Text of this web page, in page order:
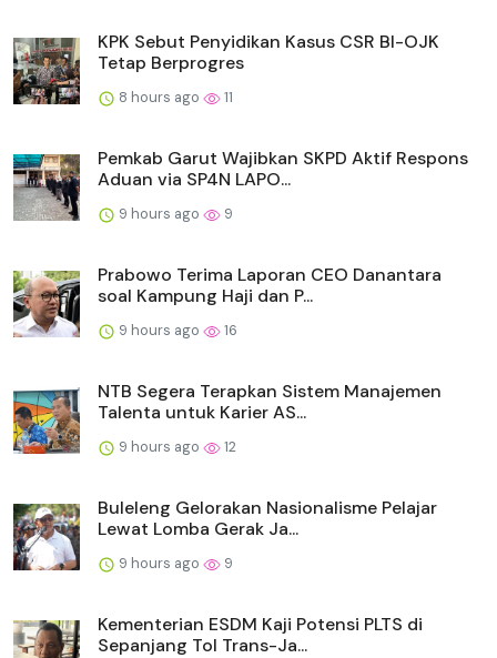
KPK Sebut Penyidikan Kasus CSR BI-OJK
Tetap Berprogres
8 hours ago 11
Pemkab Garut Wajibkan SKPD Aktif Respons
Aduan via SP4N LAPO...
9 hours ago 9
Prabowo Terima Laporan CEO Danantara
soal Kampung Haji dan P...
9 hours ago 16
NTB Segera Terapkan Sistem Manajemen
Talenta untuk Karier AS...
9 hours ago 12
Buleleng Gelorakan Nasionalisme Pelajar
Lewat Lomba Gerak Ja...
9 hours ago 9
Kementerian ESDM Kaji Potensi PLTS di
Sepanjang Tol Trans-Ja...